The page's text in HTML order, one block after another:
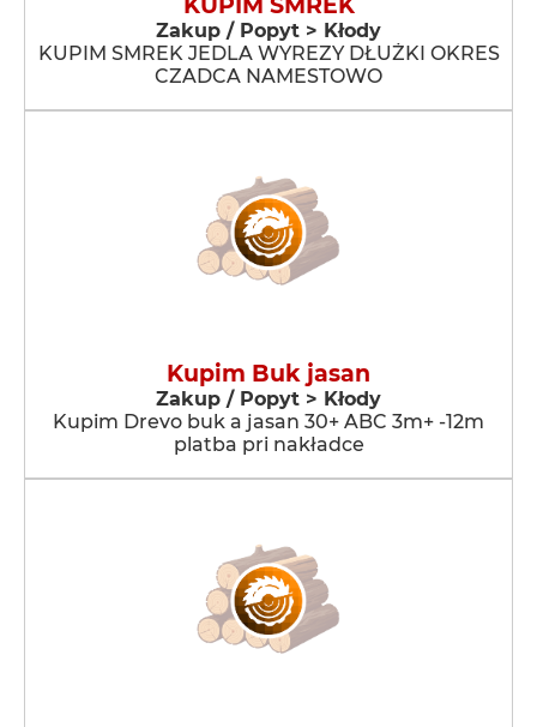
Zakup / Popyt > Kłody
KUPIM SMREK JEDLA WYREZY DŁUŻKI OKRES
CZADCA NAMESTOWO
Kupim Buk jasan
Zakup / Popyt > Kłody
Kupim Drevo buk a jasan 30+ ABC 3m+ -12m
platba pri nakładce